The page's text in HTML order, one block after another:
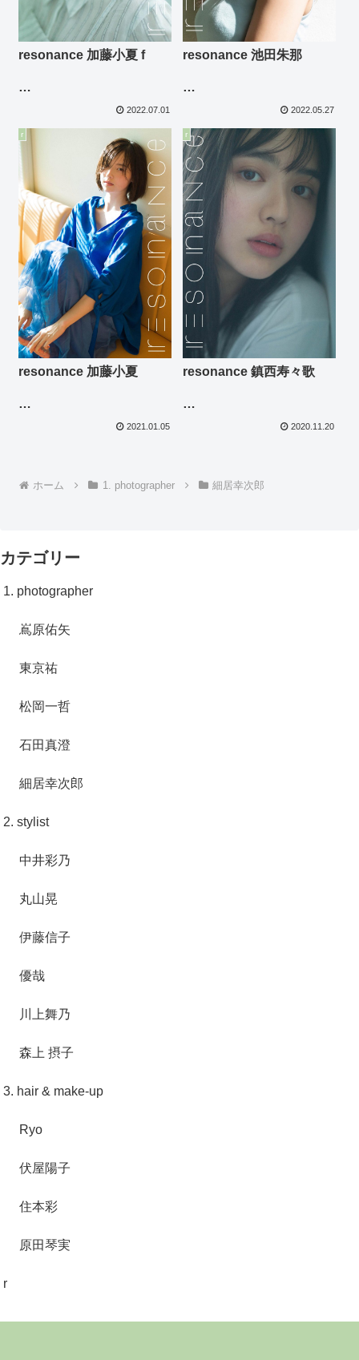
resonance 加藤小夏 f
photo: 細居幸次郎
2022.07.01
resonance 池田朱那
photo: 細居幸次郎
2022.05.27
r
resonance 加藤小夏
photo: 細居幸次郎
2021.01.05
r
resonance 鎮西寿々歌
photo: 細居幸次郎
2020.11.20
ホーム 1. photographer 細居幸次郎
カテゴリー
1. photographer
嶌原佑矢
東京祐
松岡一哲
石田真澄
細居幸次郎
2. stylist
中井彩乃
丸山晃
伊藤信子
優哉
川上舞乃
森上 摂子
3. hair & make-up
Ryo
伏屋陽子
住本彩
原田琴実
r